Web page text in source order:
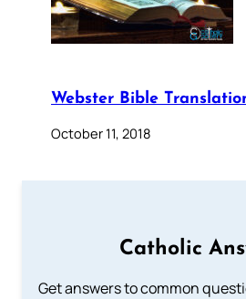
Webster Bible
October 11, 2018
Catholic
Get answers to common